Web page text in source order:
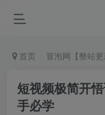
首页 冒泡网【整站更
短视频极简开
手必学